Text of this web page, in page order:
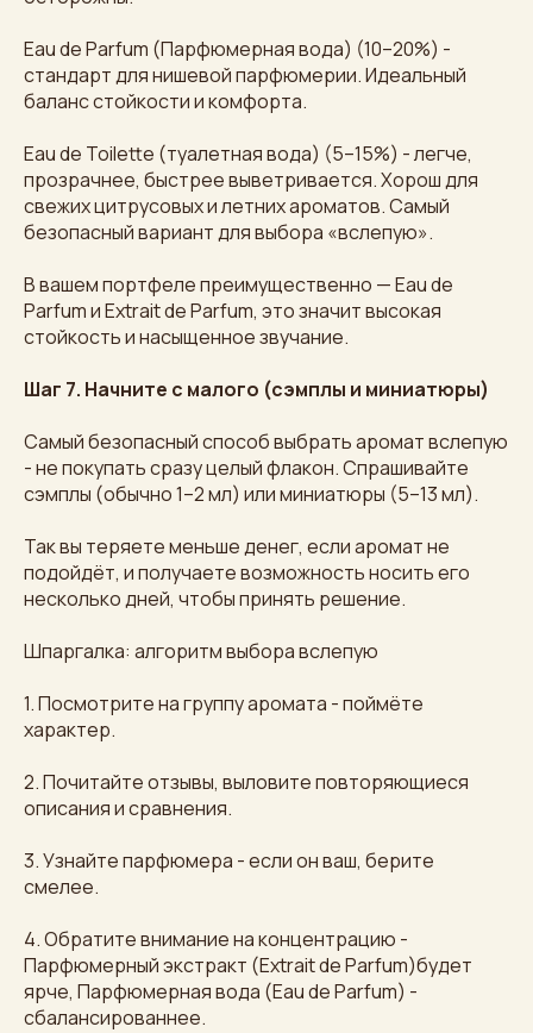
Eau de Parfum (Парфюмерная вода) (10–20%) -
стандарт для нишевой парфюмерии. Идеальный
баланс стойкости и комфорта.
Eau de Toilette (туалетная вода) (5–15%) - легче,
прозрачнее, быстрее выветривается. Хорош для
свежих цитрусовых и летних ароматов. Самый
безопасный вариант для выбора «вслепую».
В вашем портфеле преимущественно — Eau de
Parfum и Extrait de Parfum, это значит высокая
стойкость и насыщенное звучание.
Шаг 7. Начните с малого (сэмплы и миниатюры)
Самый безопасный способ выбрать аромат вслепую
- не покупать сразу целый флакон. Спрашивайте
сэмплы (обычно 1–2 мл) или миниатюры (5–13 мл).
Так вы теряете меньше денег, если аромат не
подойдёт, и получаете возможность носить его
несколько дней, чтобы принять решение.
Шпаргалка: алгоритм выбора вслепую
1. Посмотрите на группу аромата - поймёте
характер.
2. Почитайте отзывы, выловите повторяющиеся
описания и сравнения.
3. Узнайте парфюмера - если он ваш, берите
смелее.
4. Обратите внимание на концентрацию -
Парфюмерный экстракт (Extrait de Parfum)будет
ярче, Парфюмерная вода (Eau de Parfum) -
сбалансированнее.